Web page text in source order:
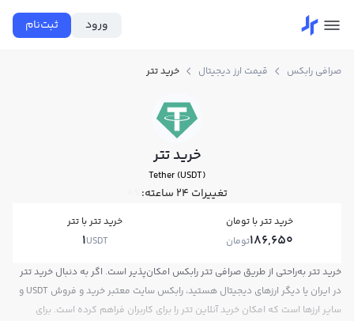
ورود ثبت‌نام
صرافی رابکس قیمت ارز دیجیتال خرید تتر
خرید تتر
Tether (USDT)
تغییرات ۲۴ ساعته: 0%
خرید تتر با تومان
186,650تومان
خرید تتر با تتر
1USDT
خرید تتر به‌راحتی از طریق صرافی تتر رابکس امکان‌پذیر است. اگر به دنبال خرید تتر
در ایران یا دیگر ارزهای دیجیتال هستید، رابکس سایت معتبر خرید و فروش USDT و
سایر ارزها است که امکان خرید آنلاین تتر را برای کاربران فراهم کرده است. برای